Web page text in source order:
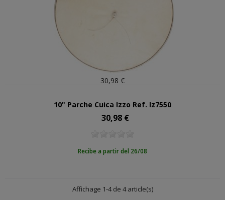
30,98 €
10" Parche Cuica Izzo Ref. Iz7550
Precio
30,98 €
Recibe a partir del 26/08
Affichage 1-4 de 4 article(s)